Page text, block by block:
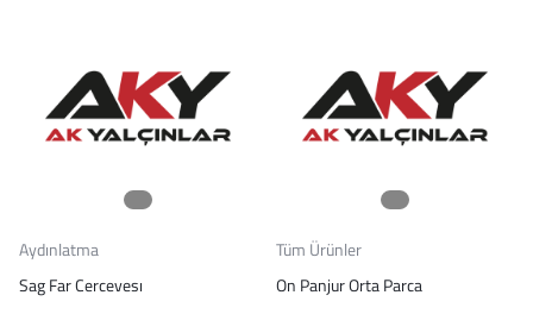
Aydınlatma
Sag Far Cercevesı
Tüm Ürünler
On Panjur Orta Parca